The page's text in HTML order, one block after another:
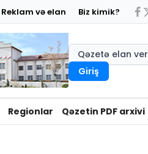
Reklam və elan Biz kimik?
Qəzetə elan ver
Giriş
Regionlar Qəzetin PDF arxivi